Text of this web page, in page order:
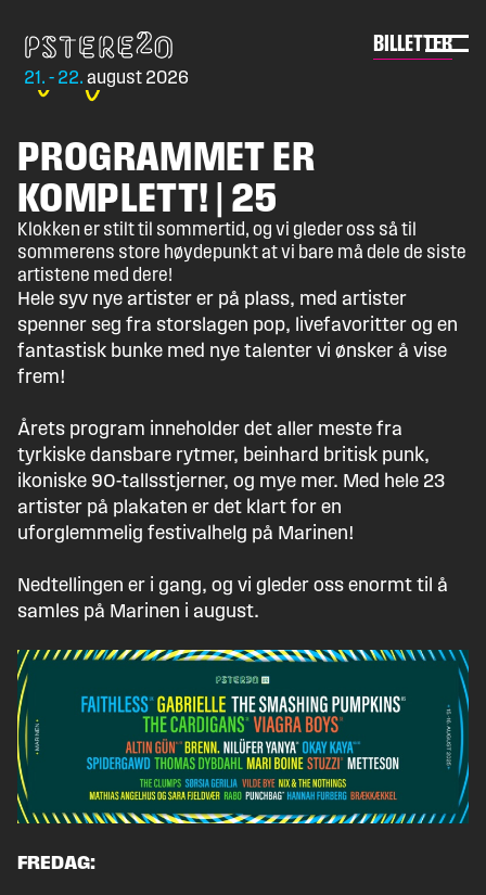
content
Pstereo
21. - 22. august 2026
BILLETTER
PROGRAMMET ER
KOMPLETT! | 25
Klokken er stilt til sommertid, og vi gleder oss så til
sommerens store høydepunkt at vi bare må dele de siste
artistene med dere!
Hele syv nye artister er på plass, med artister
spenner seg fra storslagen pop, livefavoritter og en
fantastisk bunke med nye talenter vi ønsker å vise
frem!
Årets program inneholder det aller meste fra
tyrkiske dansbare rytmer, beinhard britisk punk,
ikoniske 90-tallsstjerner, og mye mer. Med hele 23
artister på plakaten er det klart for en
uforglemmelig festivalhelg på Marinen!
Nedtellingen er i gang, og vi gleder oss enormt til å
samles på Marinen i august.
FREDAG: